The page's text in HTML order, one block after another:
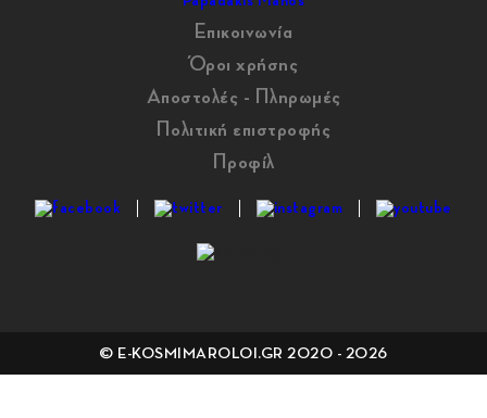
Επικοινωνία
Όροι χρήσης
Αποστολές - Πληρωμές
Πολιτική επιστροφής
Προφίλ
© E-KOSMIMAROLOI.GR 2020 - 2026